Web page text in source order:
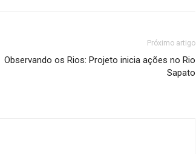
Próximo artigo
Observando os Rios: Projeto inicia ações no Rio
Sapato